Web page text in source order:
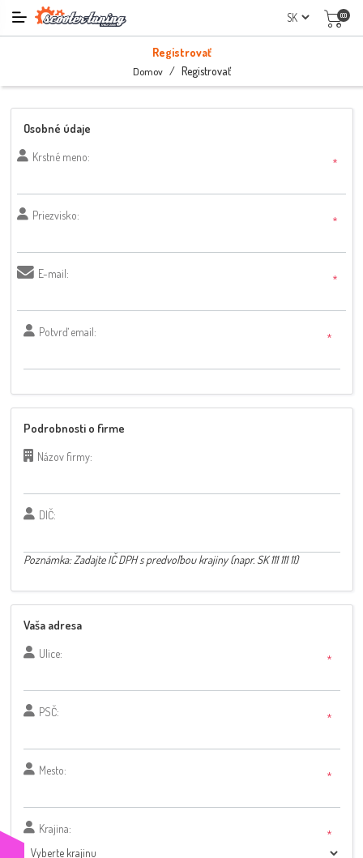
(0)
Registrovať
Domov / Registrovať
Osobné údaje
Krstné meno: *
Priezvisko: *
E-mail: *
Potvrď email: *
Podrobnosti o firme
Názov firmy:
DIČ:
Poznámka: Zadajte IČ DPH s predvoľbou krajiny (napr. SK 111 111 11)
Vaša adresa
Ulice: *
PSČ: *
Mesto: *
Krajina: *